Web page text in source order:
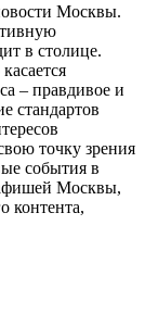
Москвы.
в столице.
– правдивое и
стандартов
точку зрения
события в
Москвы,
контента,